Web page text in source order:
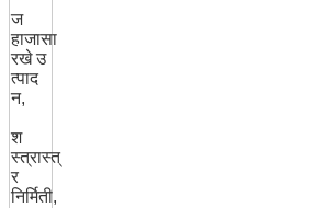
ज
हाजासा
रखे उ
त्पाद
न,
श
स्त्रास्त्
र
निर्मिती,